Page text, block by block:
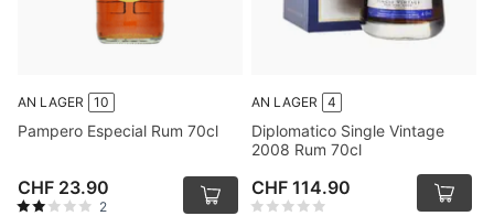
AN LAGER 10
Pampero Especial Rum 70cl
CHF 23.90
2
AN LAGER 4
Diplomatico Single Vintage
2008 Rum 70cl
CHF 114.90